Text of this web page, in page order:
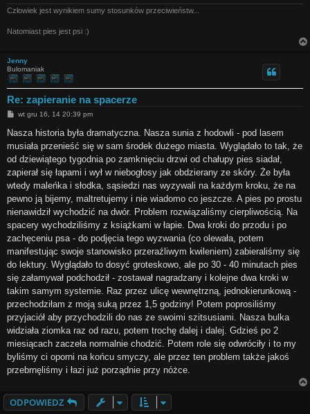
Człowiek jest wynikiem sumy stosunków przeciwieństw...
Natomiast pies jest psi :)
Jenny
Bulomaniak
Re: zapieranie na spacerze
P
s
t
wt gru 16, 14 20:39 pm
Nasza historia była dramatyczna. Nasza sunia z hodowli - pod lasem
musiała przenieść się w sam środek dużego miasta. Wyglądało to tak, że
od dziewiątego tygodnia po zamknięciu drzwi od chałupy pies siadał,
zapierał się łapami i wył w niebogłosy jak obdzierany ze skóry. Że była
wtedy maleńka i słodka, sąsiedzi nas wyzywali na każdym kroku, że na
pewno ją bijemy, maltretujemy i nie wiadomo co jeszcze. A pies po prostu
nienawidził wychodzić na dwór. Problem rozwiązaliśmy cierpliwością. Na
spacery wychodziliśmy z książkami w łapie. Dwa kroki do przodu i po
zachęceniu psa - do podjęcia tego wyzwania (co olewała, potem
manifestując swoje stanowisko przeraźliwym kwileniem) zabieraliśmy się
do lektury. Wyglądało to dosyć groteskowo, ale po 30 - 40 minutach pies
się załamywał podchodził - zostawał nagradzany i kolejne dwa kroki w
takim samym systemie. Raz przez ulicę wewnętrzną, jednokierunkową -
przechodziłam z moją suką przez 1,5 godziny! Potem poprosiliśmy
przyjaciół aby przychodzili do nas ze swoimi szitsusiami. Nasza bulka
widziała ziomka raz od razu, potem trochę dalej i dalej. Gdzieś po 2
miesiącach zaczeła normalnie chodzić. Potem role się odwróciły i to my
byliśmy ci oporni na końcu smyczy, ale przez ten problem także jakoś
przebrnęliśmy i łazi już porządnie przy nóżce.
ODPOWIEDZ